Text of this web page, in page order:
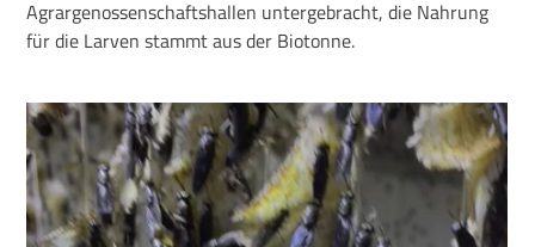
Agrargenossenschaftshallen untergebracht, die Nahrung
für die Larven stammt aus der Biotonne.